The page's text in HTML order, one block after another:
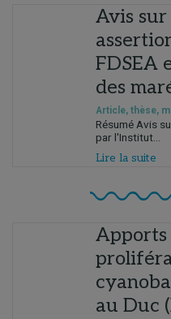
Avis sur
FDSEA
des
Article, thèse,
Résumé Avis
par l'Institut...
Lire la suite
Apports
au Duc